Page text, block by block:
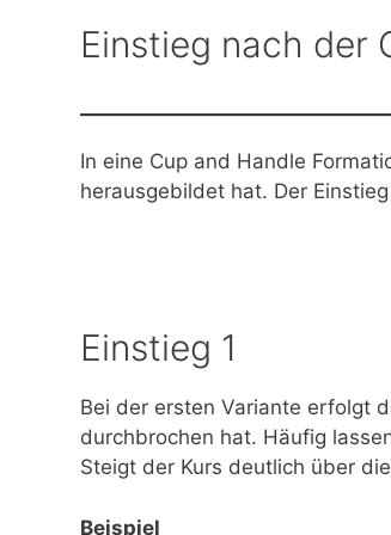
Einstieg nach der
In eine Cup and Handle
herausgebildet hat. Der
Einstieg 1
Bei der ersten Variante erfolgt
durchbrochen hat. Häufig
Steigt der Kurs deutlich über
Beispiel